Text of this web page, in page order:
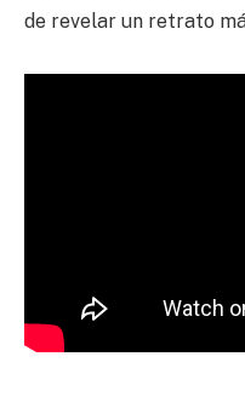
de revelar un retrato